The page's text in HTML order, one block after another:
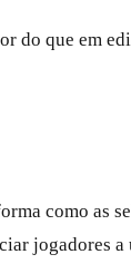
do que em
como as
jogadores a